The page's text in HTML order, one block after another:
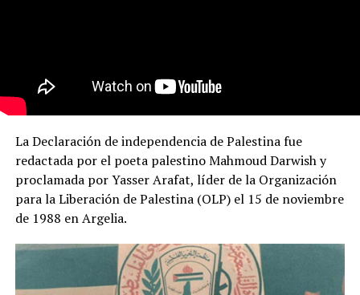
La Declaración de independencia de Palestina fue
redactada por el poeta palestino Mahmoud Darwish y
proclamada por Yasser Arafat, líder de la Organización
para la Liberación de Palestina (OLP) el 15 de noviembre
de 1988 en Argelia.